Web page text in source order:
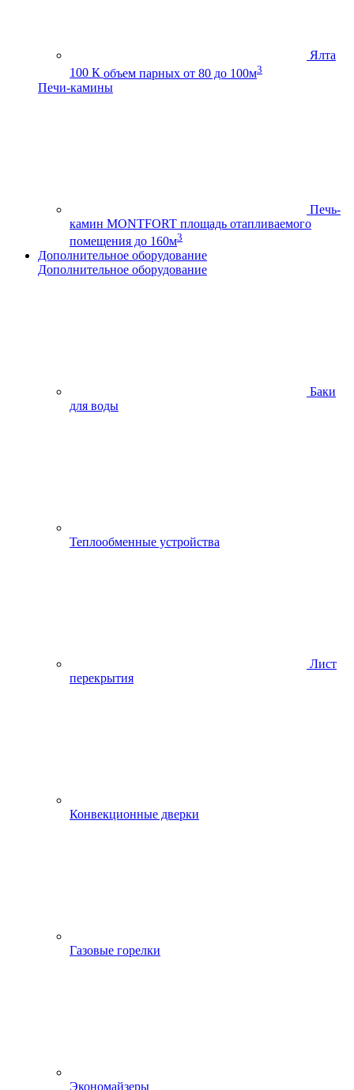
Ялта
100 К объем парных от 80 до 100м3
Печи-камины
Печь-
камин MONTFORT площадь отапливаемого
помещения до 160м3
Дополнительное оборудование
Дополнительное оборудование
Баки
для воды
Теплообменные устройства
Лист
перекрытия
Конвекционные дверки
Газовые горелки
Экономайзеры